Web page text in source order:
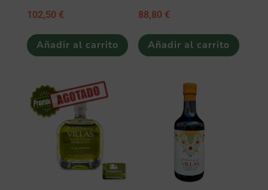
102,50 €
Añadir al carrito
88,80 €
Añadir al carrito